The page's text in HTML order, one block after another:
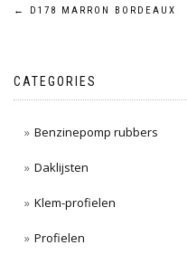
Post
← D178 MARRON BORDEAUX
CATEGORIES
Benzinepomp rubbers
Daklijsten
Klem-profielen
Profielen